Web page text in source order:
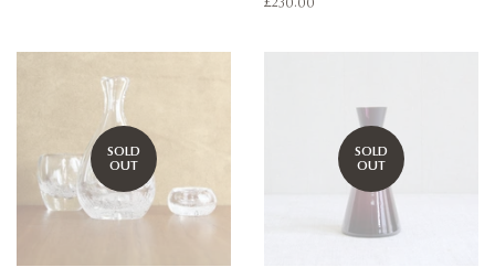
Regular
£230.00
SOLD
OUT
SOLD
OUT